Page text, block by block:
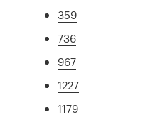
359
736
967
1227
1179